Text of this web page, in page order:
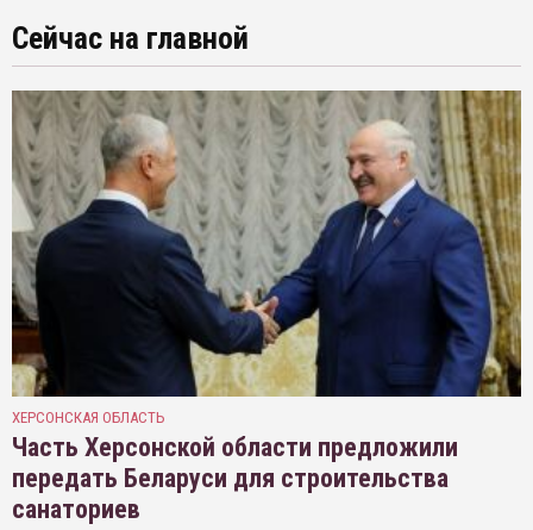
Сейчас на главной
ХЕРСОНСКАЯ ОБЛАСТЬ
Часть Херсонской области предложили
передать Беларуси для строительства
санаториев